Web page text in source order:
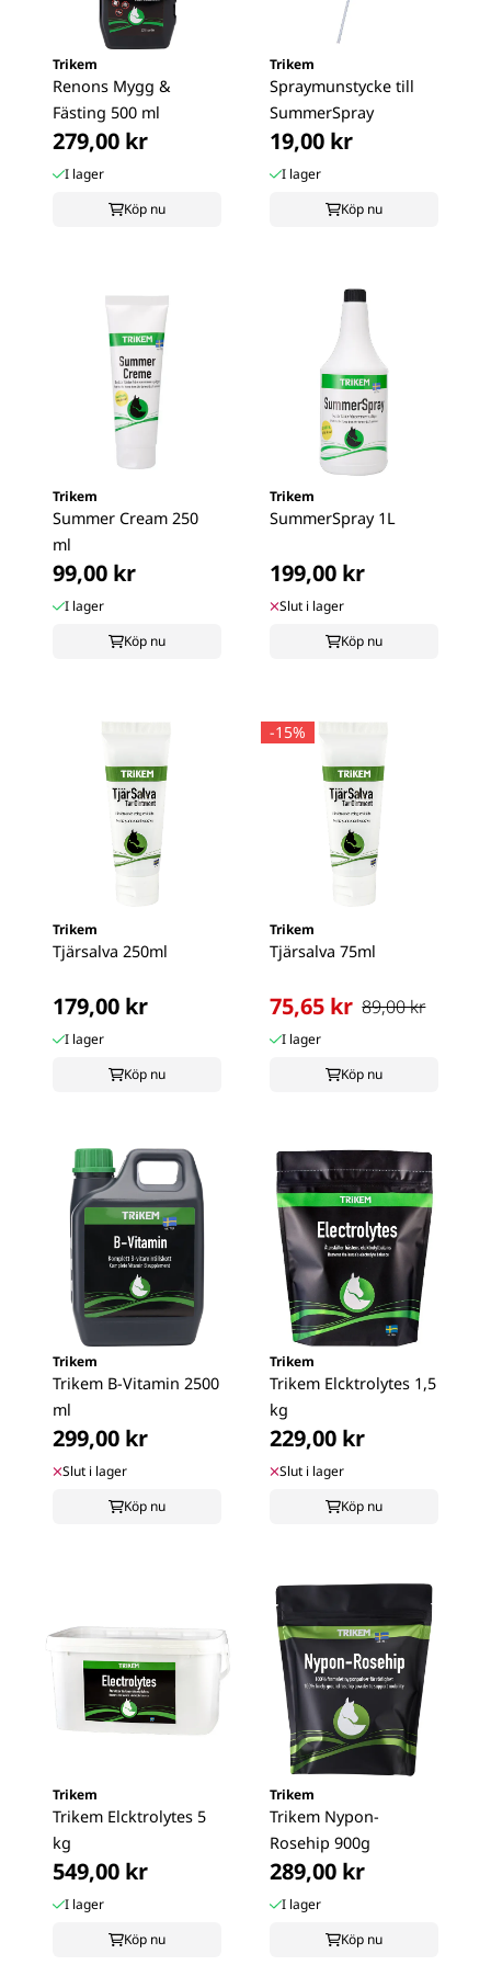
Trikem
Renons Mygg &
Fästing 500 ml
279,00 kr
I lager
Köp nu
Trikem
Spraymunstycke till
SummerSpray
19,00 kr
I lager
Köp nu
Trikem
Summer Cream 250
ml
99,00 kr
I lager
Köp nu
Trikem
SummerSpray 1L
199,00 kr
Slut i lager
Köp nu
Trikem
Tjärsalva 250ml
179,00 kr
I lager
Köp nu
-15%
Trikem
Tjärsalva 75ml
75,65 kr 89,00 kr
I lager
Köp nu
Trikem
Trikem B-Vitamin 2500
ml
299,00 kr
Slut i lager
Köp nu
Trikem
Trikem Elcktrolytes 1,5
kg
229,00 kr
Slut i lager
Köp nu
Trikem
Trikem Elcktrolytes 5
kg
549,00 kr
I lager
Köp nu
Trikem
Trikem Nypon-
Rosehip 900g
289,00 kr
I lager
Köp nu